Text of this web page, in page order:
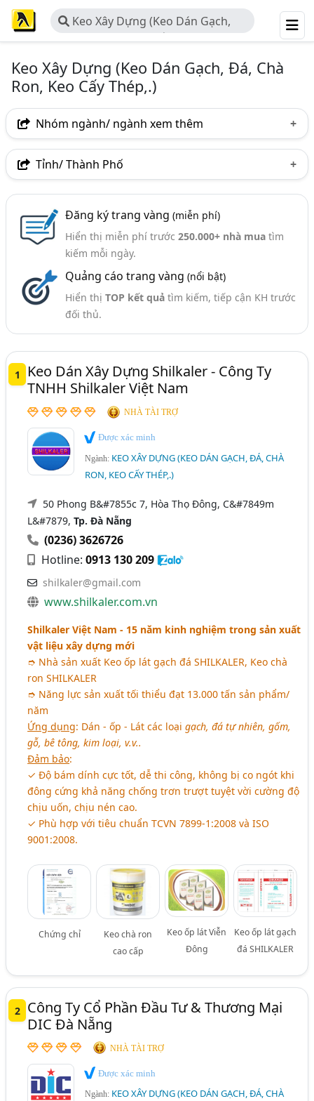
Keo Xây Dựng (Keo Dán Gạch,
Đá, Chà Ron, Keo Cấy Thép,.)
Keo Xây Dựng (Keo Dán Gạch, Đá, Chà
Ron, Keo Cấy Thép,.)
Nhóm ngành/ ngành xem thêm
Ngành nghề
Nhóm ngành nghề
Keo Chống Thấm, Chống Dột, Keo Chịu Nhiệt (43)
Keo Dán Kính (11)
Ngành xem thêm
Keo Dán Và Chất Dính (415)
Tỉnh/ Thành Phố
Bình Dương
Tp. Đà Nẵng
TP. Hải Phòng
Hưng Yên
Thừa Thiên Huế
Bắc Giang
Bình Định
Hà Nam
Hải Dương Hậu Giang
Long An
Quảng Ngãi
Đăng ký trang vàng (miễn phí)
Hiển thị miễn phí trước 250.000+ nhà muatìm
kiếm mỗi ngày.
Quảng cáo trang vàng (nổi bật)
Hiển thị TOP kết quảtìm kiếm, tiếp cận KH trước
đối thủ.
1
Keo Dán Xây Dựng Shilkaler - Công Ty
TNHH Shilkaler Việt Nam
NHÀ TÀI TRỢ
Được xác minh
Ngành: KEO XÂY DỰNG (KEO DÁN GẠCH, ĐÁ, CHÀ
RON, KEO CẤY THÉP,.)
50 Phong B&#7855c 7, Hòa Thọ Đông, C&#7849m
L&#7879,Tp. Đà Nẵng
(0236) 3626726
Hotline:0913 130 209
shilkaler@gmail.com
www.shilkaler.com.vn
Shilkaler Việt Nam - 15 năm kinh nghiệm trong sản xuất
vật liệu xây dựng mới
➮ Nhà sản xuất Keo ốp lát gạch đá SHILKALER, Keo chà
ron SHILKALER
➮ Năng lực sản xuất tối thiểu đạt 13.000 tấn sản phẩm/
năm
Ứng dụng: Dán - ốp - Lát các loạigạch, đá tự nhiên, gốm,
gỗ, bê tông, kim loại, v.v..
Đảm bảo:
✓ Độ bám dính cực tốt, dễ thi công, không bị co ngót khi
đông cứng khả năng chống trơn trượt tuyệt vời cường độ
chịu uốn, chịu nén cao.
✓ Phù hợp với tiêu chuẩn TCVN 7899-1:2008 và ISO
9001:2008.
Chứng chỉ
Keo chà ron
cao cấp
Keo ốp lát Viễn
Đông
Keo ốp lát gạch
đá SHILKALER
2
Công Ty Cổ Phần Đầu Tư & Thương Mại
DIC Đà Nẵng
NHÀ TÀI TRỢ
Được xác minh
Ngành: KEO XÂY DỰNG (KEO DÁN GẠCH, ĐÁ, CHÀ